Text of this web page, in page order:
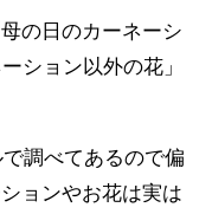
の日のカーネーシ
ション以外の花」
調べてあるので偏
ョンやお花は実は